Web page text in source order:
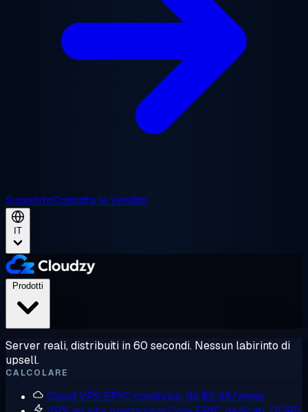
SupportoContatta le vendite
IT
Server reali, distribuiti in 60 secondi. Nessun labirinto di
upsell.
CALCOLARE
Cloud VPS EPYC condiviso, da $2,48/mese